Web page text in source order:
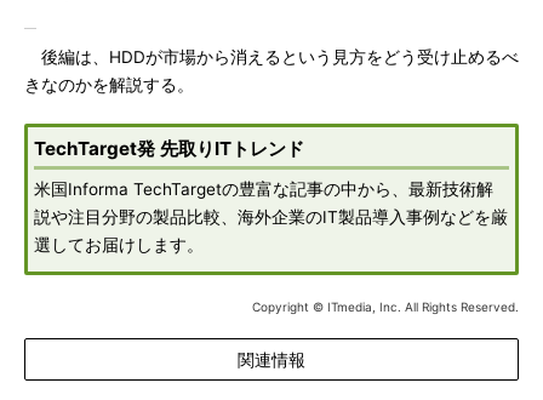
後編は、HDDが市場から消えるという見方をどう受け止めるべ
きなのかを解説する。
TechTarget発 先取りITトレンド
米国Informa TechTargetの豊富な記事の中から、最新技術解
説や注目分野の製品比較、海外企業のIT製品導入事例などを厳
選してお届けします。
Copyright © ITmedia, Inc. All Rights Reserved.
関連情報